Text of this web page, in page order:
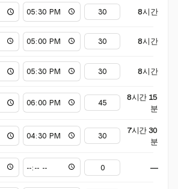
8시간
8시간
8시간
8시간 15
분
7시간 30
분
—